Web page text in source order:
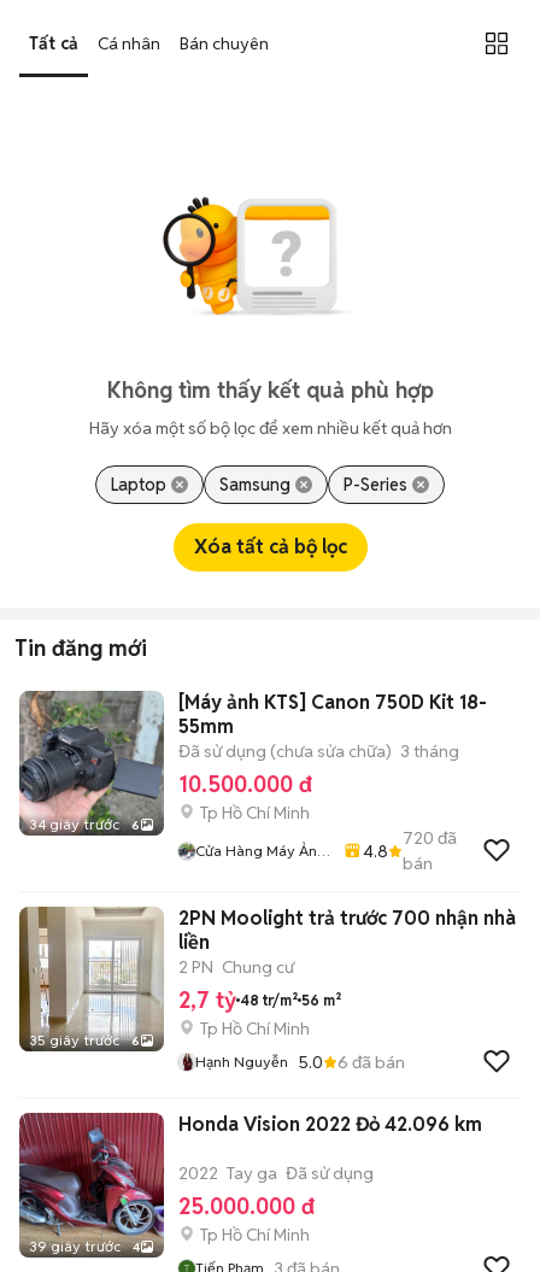
Tất cả Cá nhân Bán chuyên
Không tìm thấy kết quả phù hợp
Hãy xóa một số bộ lọc để xem nhiều kết quả hơn
Laptop Samsung P-Series
Xóa tất cả bộ lọc
Tin đăng mới
34 giây trước 6
[Máy ảnh KTS] Canon 750D Kit 18-
55mm
Đã sử dụng (chưa sửa chữa) 3 tháng
10.500.000 đ
Tp Hồ Chí Minh
Cửa Hàng Máy Ảnh
4.8
720 đã
bán
35 giây trước 6
2PN Moolight trả trước 700 nhận nhà
liền
2 PN Chung cư
2,7 tỷ 48 tr/m² 56 m²
Tp Hồ Chí Minh
Hạnh Nguyễn 5.0 6 đã bán
39 giây trước 4
Honda Vision 2022 Đỏ 42.096 km
2022 Tay ga Đã sử dụng
25.000.000 đ
Tp Hồ Chí Minh
Tiến Phạm